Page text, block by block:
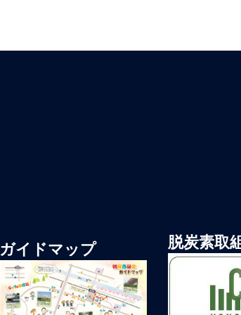
ガイドマップ 脱炭素取